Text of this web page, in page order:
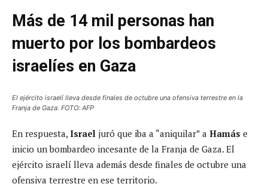
Más de 14 mil personas han
muerto por los bombardeos
israelíes en Gaza
El ejército israelí lleva desde finales de octubre una ofensiva terrestre en la
Franja de Gaza. FOTO: AFP
En respuesta, Israel juró que iba a “aniquilar” a Hamás e
inicio un bombardeo incesante de la Franja de Gaza. El
ejército israelí lleva además desde finales de octubre una
ofensiva terrestre en ese territorio.